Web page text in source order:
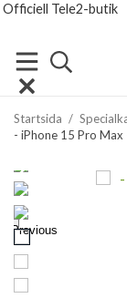
Officiell Tele2-butik
Startsida /
- iPhone 15 Pro
Previous